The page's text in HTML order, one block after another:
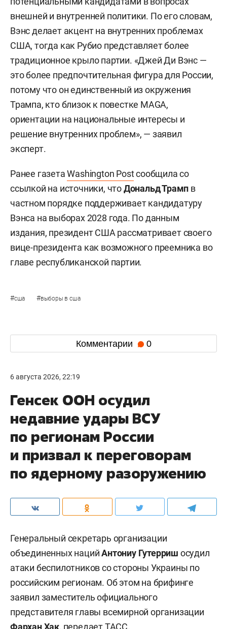
внешней и внутренней политики. По его словам,
Вэнс делает акцент на внутренних проблемах
США, тогда как Рубио представляет более
традиционное крыло партии. «Джей Ди Вэнс —
это более предпочтительная фигура для России,
потому что он единственный из окружения
Трампа, кто близок к повестке MAGA,
ориентации на национальные интересы и
решение внутренних проблем», — заявил
эксперт.
Ранее газетаWashington Postсообщила со
ссылкой на источники, чтоДональд Трамп в
частном порядке поддерживает кандидатуру
Вэнса на выборах 2028 года. По данным
издания, президент США рассматривает своего
вице-президента как возможного преемника во
главе республиканской партии.
#сша #выборы в сша
Комментарии 0
6 августа 2026, 22:19
Генсек ООН осудил
недавние удары ВСУ
по регионам России
и призвал к переговорам
по ядерному разоружению
Генеральный секретарь организации
объединенных нацийАнтониу Гутерриш осудил
атаки беспилотников со стороны Украины по
российским регионам. Об этом на брифинге
заявил заместитель официального
представителя главы всемирной организации